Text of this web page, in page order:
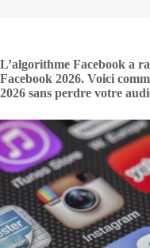
L’algorithme Facebook a
Facebook 2026. Voici
2026 sans perdre votre